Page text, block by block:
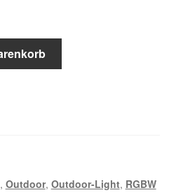
, Outdoor, Outdoor-Light, RGBW